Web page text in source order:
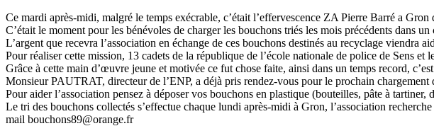
Ce mardi après-midi, malgré le temps exécrable, c’était l’effervescence ZA Pierre Barré a
C’était le moment pour les bénévoles de charger les bouchons triés les mois précédents dans un
L’argent que recevra l’association en échange de ces bouchons destinés au recyclage
Pour réaliser cette mission, 13 cadets de la république de l’école nationale de police de Sens et
Grâce à cette main d’œuvre jeune et motivée ce fut chose faite, ainsi dans un temps record,
Monsieur PAUTRAT, directeur de l’ENP, a déjà pris rendez-vous pour le prochain
Pour aider l’association pensez à déposer vos bouchons en plastique (bouteilles, pâte à
Le tri des bouchons collectés s’effectue chaque lundi après-midi à Gron, l’association
mail bouchons89@orange.fr